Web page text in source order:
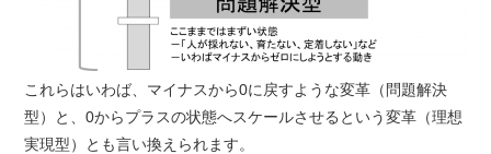
これらはいわば、マイナスから0に戻すような変革（問題解決
型）と、0からプラスの状態へスケールさせるという変革（理想
実現型）とも言い換えられます。